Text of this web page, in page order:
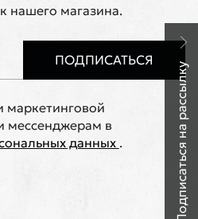
нашего магазина.
ПОДПИСАТЬСЯ
маркетинговой
мессенджерам в
данных . Подписаться на рассылку